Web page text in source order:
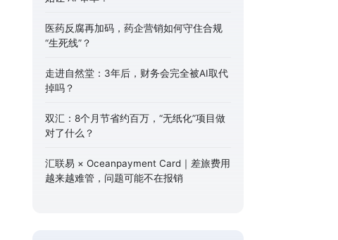
医药反腐再加码，药企营销如何守住合规
“生死线”？
走进自然堂：3年后，财务会完全被AI取代
掉吗？
双汇：8个月节省约百万，“无纸化”项目做
对了什么？
汇联易 × Oceanpayment Card｜差旅费用
越来越难管，问题可能不在报销